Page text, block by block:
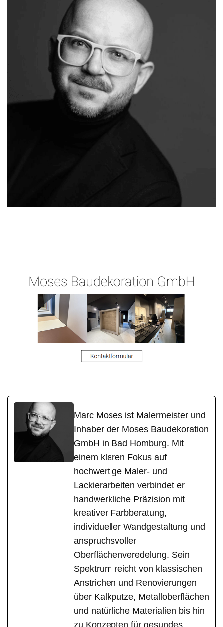
Marc Moses ist Malermeister und
Inhaber der Moses Baudekoration
GmbH in Bad Homburg. Mit
einem klaren Fokus auf
hochwertige Maler- und
Lackierarbeiten verbindet er
handwerkliche Präzision mit
kreativer Farbberatung,
individueller Wandgestaltung und
anspruchsvoller
Oberflächenveredelung. Sein
Spektrum reicht von klassischen
Anstrichen und Renovierungen
über Kalkputze, Metalloberflächen
und natürliche Materialien bis hin
zu Konzepten für gesundes